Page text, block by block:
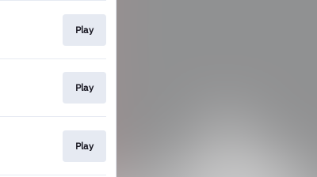
Play
Play
Play